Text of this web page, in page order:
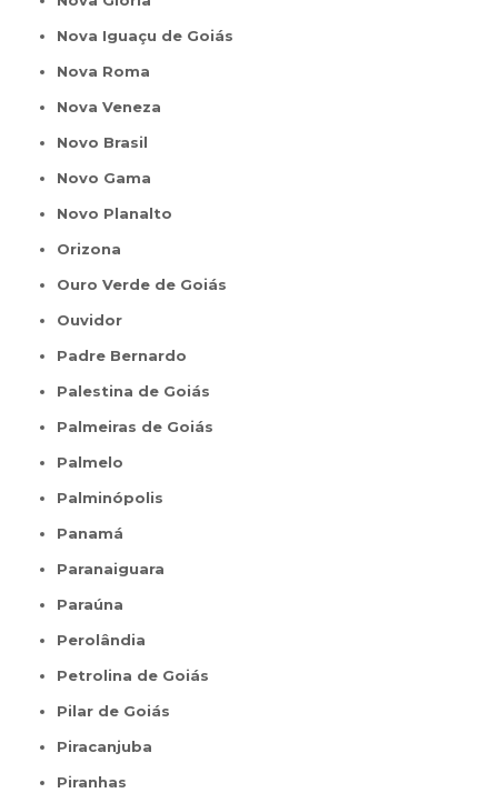
Nova Iguaçu de Goiás
Nova Roma
Nova Veneza
Novo Brasil
Novo Gama
Novo Planalto
Orizona
Ouro Verde de Goiás
Ouvidor
Padre Bernardo
Palestina de Goiás
Palmeiras de Goiás
Palmelo
Palminópolis
Panamá
Paranaiguara
Paraúna
Perolândia
Petrolina de Goiás
Pilar de Goiás
Piracanjuba
Piranhas